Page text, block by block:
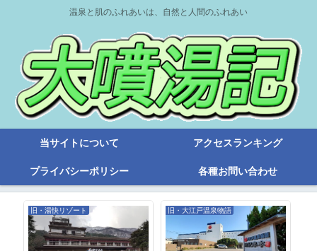
温泉と肌のふれあいは、自然と人間のふれあい
当サイトについて アクセスランキング
プライバシーポリシー 各種お問い合わせ
旧・湯快リゾート 旧・大江戸温泉物語